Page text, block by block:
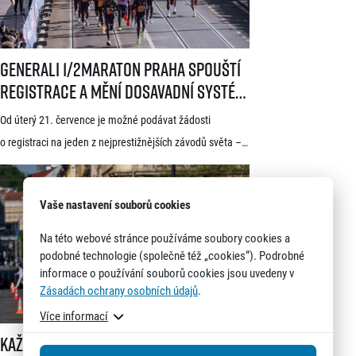
Generali 1/2Maraton Praha spouští
registrace a mění dosavadní systém!
Třítýdenní lhůta na podání žádosti
startuje 21. července
Od úterý 21. července je možné podávat žádosti
o registraci na jeden z nejprestižnějších závodů světa –
Generali 1/2Maraton Praha. Do povědomí běžců se
dostal nejen trasou vedoucí srdcem historické Prahy, ale
i tradicí a naprosto jedinečnou atmosférou. Pyšní se
známkou kvality World Athletics Elite Label, spadá do
seriálu evropských půlmaratonů zvaného SuperHalfs
a jedná se o nejžádanější z pěti závodů RunCzech Halfs.
[…]
Generali 1/2Maraton Praha spouští registrace a mění dosavadní
Každý nádech se počítá. Společně s
Každý nádech se počítá. Společně s Hyundai a Can-Am měníme
Vaše nastavení souborů cookies
Na této webové stránce používáme soubory cookies a
podobné technologie (společně též „cookies“). Podrobné
informace o používání souborů cookies jsou uvedeny v
Zásadách ochrany osobních údajů.
Více informací